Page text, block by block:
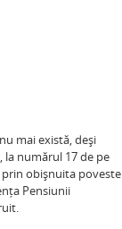
mai există, deși
la numărul 17 de pe
prin obișnuita poveste
Pensiunii